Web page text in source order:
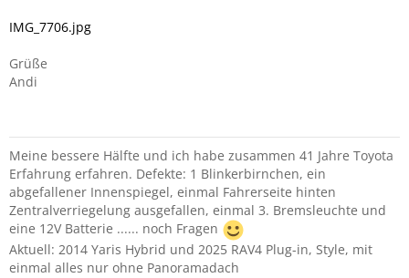
IMG_7706.jpg
Grüße
Andi
Meine bessere Hälfte und ich habe zusammen 41 Jahre Toyota
Erfahrung erfahren. Defekte: 1 Blinkerbirnchen, ein
abgefallener Innenspiegel, einmal Fahrerseite hinten
Zentralverriegelung ausgefallen, einmal 3. Bremsleuchte und
eine 12V Batterie ...... noch Fragen
Aktuell: 2014 Yaris Hybrid und 2025 RAV4 Plug-in, Style, mit
einmal alles nur ohne Panoramadach